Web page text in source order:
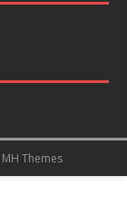
MH Themes